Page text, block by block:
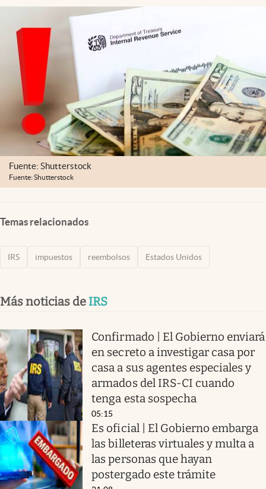
Fuente: Shutterstock
Fuente: Shutterstock
Temas relacionados
IRS impuestos reembolsos Estados Unidos
Más noticias de IRS
Confirmado | El Gobierno enviará
en secreto a investigar casa por
casa a sus agentes especiales y
armados del IRS-CI cuando
tenga esta sospecha
05:15
Es oficial | El Gobierno embarga
las billeteras virtuales y multa a
las personas que hayan
postergado este trámite